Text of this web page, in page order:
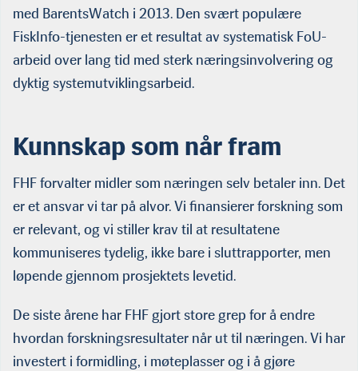
med BarentsWatch i 2013. Den svært populære
FiskInfo-tjenesten er et resultat av systematisk FoU-
arbeid over lang tid med sterk næringsinvolvering og
dyktig systemutviklingsarbeid.
Kunnskap som når fram
FHF forvalter midler som næringen selv betaler inn. Det
er et ansvar vi tar på alvor. Vi finansierer forskning som
er relevant, og vi stiller krav til at resultatene
kommuniseres tydelig, ikke bare i sluttrapporter, men
løpende gjennom prosjektets levetid.
De siste årene har FHF gjort store grep for å endre
hvordan forskningsresultater når ut til næringen. Vi har
investert i formidling, i møteplasser og i å gjøre